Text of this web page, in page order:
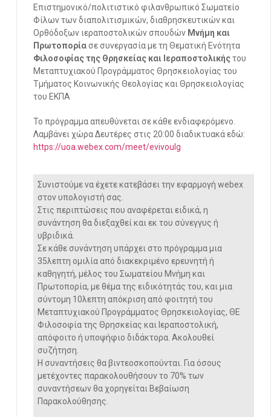
Επιστημονικό/πολιτιστικό φιλανθρωπικό Σωματείο
Φίλων των διαπολιτισμικών, διαθρησκευτικών και
Ορθόδοξων ιεραποστολικών σπουδών Μνήμη και
Πρωτοπορίασε συνεργασία με τη Θεματική Ενότητα
Φιλοσοφίας της Θρησκείας και Ιεραποστολικήςτου
Μεταπτυχιακού Προγράμματος Θρησκειολογίας του
Τμήματος Κοινωνικής Θεολογίας και Θρησκειολογίας
του ΕΚΠΑ
Το πρόγραμμα απευθύνεται σε κάθε ενδιαφερόμενο.
Λαμβάνει χώρα Δευτέρες στις 20:00 διαδικτυακά εδώ:
https://uoa.webex.com/meet/evivoulg
Συνιστούμε να έχετε κατεβάσει την εφαρμογή webex
στον υπολογιστή σας.
Στις περιπτώσεις που αναφέρεται ειδικά, η
συνάντηση θα διεξαχθεί και εκ του σύνεγγυς ή
υβριδικά.
Σε κάθε συνάντηση υπάρχει στο πρόγραμμα μια
35λεπτη ομιλία από διακεκριμένο ερευνητή ή
καθηγητή, μέλος του Σωματείου Μνήμη και
Πρωτοπορία, με θέμα της ειδικότητάς του, και μια
σύντομη 10λεπτη απόκριση από φοιτητή του
Μεταπτυχιακού Προγράμματος Θρησκειολογίας, ΘΕ
Φιλοσοφία της Θρησκείας και Ιεραποστολική,
απόφοιτο ή υποψήφιο διδάκτορα. Ακολουθεί
συζήτηση.
Η συναντήσεις θα βιντεοσκοπούνται. Για όσους
μετέχοντες παρακολουθήσουν το 70% των
συναντήσεων θα χορηγείται Βεβαίωση
Παρακολούθησης.